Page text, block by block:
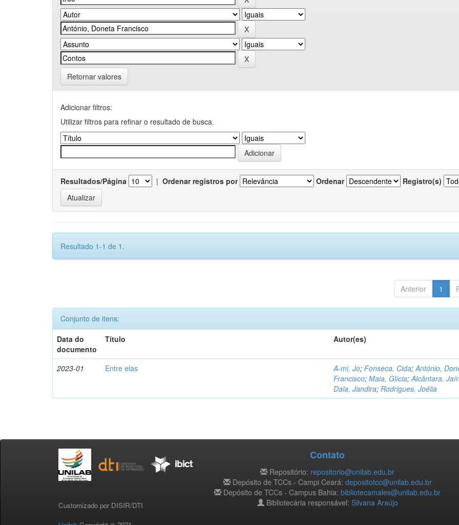
Retornar valores
Adicionar filtros:
Utilizar filtros para refinar o resultado de busca.
Resultados/Página | Ordenar registros por Ordenar Registro(s)
Resultado 1-1 de 1.
Anterior 1
Conjunto de itens:
Data do
documento
Título Autor(es)
2023-01 Entre elas A-mi, Jo;Fonseca, Cida;António,
Francisco;Maia, Glícia;Alcântara,
Dala, Jandira;Rodrigues, Joélia
Customizado por DISIR/DTI
Contato
Repositório: repositorio@unilab.edu.br
Depósito de TCCs - Campi Ceará: depositotcc@unilab.edu.br
Depósito de TCCs - Campus Bahia: bibliotecamales@unilab.edu.br
Bibliotecária responsável: Silvana Araújo